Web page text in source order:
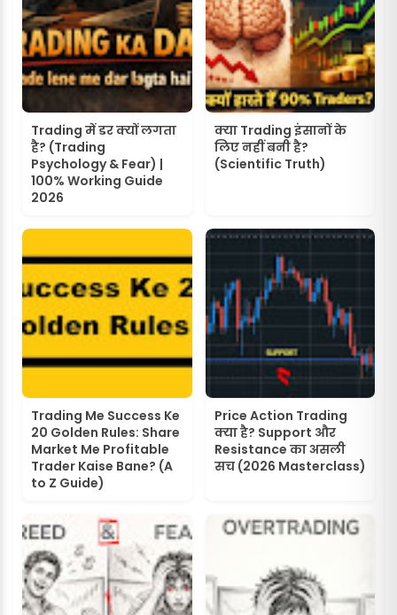
Trading में डर क्यों लगता
है? (Trading
Psychology & Fear) |
100% Working Guide
2026
क्या Trading इंसानों के
लिए नहीं बनी है?
(Scientific Truth)
Trading Me Success Ke
20 Golden Rules: Share
Market Me Profitable
Trader Kaise Bane? (A
to Z Guide)
Price Action Trading
क्या है? Support और
Resistance का असली
सच (2026 Masterclass)